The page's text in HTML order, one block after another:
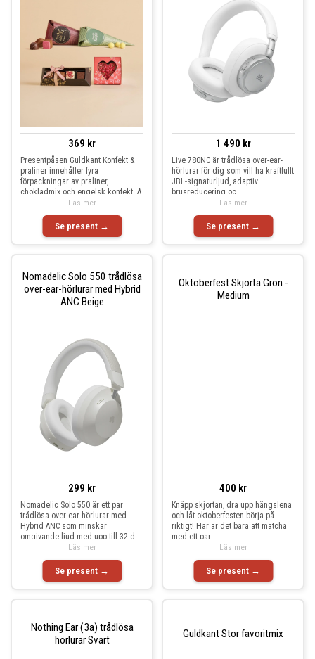
369 kr
Presentpåsen Guldkant Konfekt &
praliner innehåller fyra
förpackningar av praliner,
chokladmix och engelsk konfekt. A
Se present →
Läs mer
1 490 kr
Live 780NC är trådlösa over-ear-
hörlurar för dig som vill ha kraftfullt
JBL-signaturljud, adaptiv
brusreducering oc
Se present →
Läs mer
Nomadelic Solo 550 trådlösa
over-ear-hörlurar med Hybrid
ANC Beige
299 kr
Nomadelic Solo 550 är ett par
trådlösa over-ear-hörlurar med
Hybrid ANC som minskar
omgivande ljud med upp till 32 d
Se present →
Läs mer
Oktoberfest Skjorta Grön -
Medium
400 kr
Knäpp skjortan, dra upp hängslena
och låt oktoberfesten börja på
riktigt! Här är det bara att matcha
med ett par
Se present →
Läs mer
Nothing Ear (3a) trådlösa
hörlurar Svart
Guldkant Stor favoritmix